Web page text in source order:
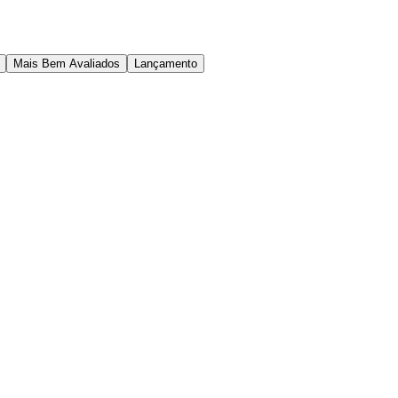
Mais Bem Avaliados Lançamento